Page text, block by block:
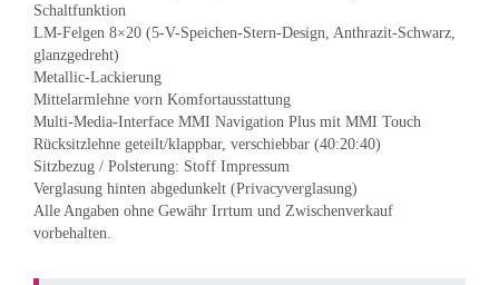
Schaltfunktion
LM-Felgen 8×20 (5-V-Speichen-Stern-Design, Anthrazit-Schwarz,
glanzgedreht)
Metallic-Lackierung
Mittelarmlehne vorn Komfortausstattung
Multi-Media-Interface MMI Navigation Plus mit MMI Touch
Rücksitzlehne geteilt/klappbar, verschiebbar (40:20:40)
Sitzbezug / Polsterung: Stoff Impressum
Verglasung hinten abgedunkelt (Privacyverglasung)
Alle Angaben ohne Gewähr Irrtum und Zwischenverkauf
vorbehalten.